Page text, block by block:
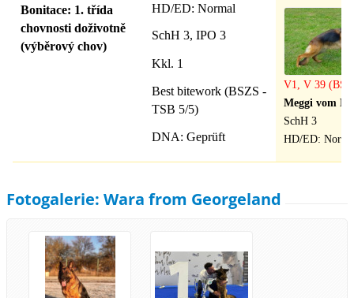
Bonitace: 1. třída
chovnosti doživotně
(výběrový chov)
HD/ED: Normal
SchH 3, IPO 3
Kkl. 1
Best bitework (BSZS -
TSB 5/5)
DNA: Geprüft
V1, V 39
Meggi vom
SchH 3
HD/ED:
Fotogalerie: Wara from Georgeland